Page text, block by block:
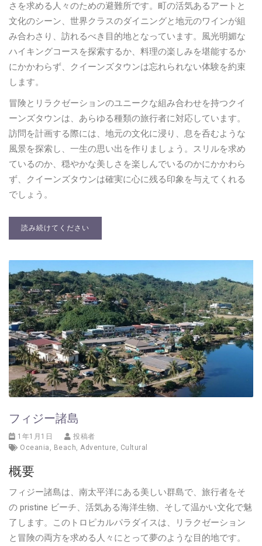
さを求める人々のための避難所です。町の活気あるアートと
文化のシーン、世界クラスのダイニングと地元のワインが組
み合わさり、訪れるべき目的地となっています。風光明媚な
ハイキングコースを探索するか、料理の楽しみを堪能するか
にかかわらず、クイーンズタウンは忘れられない体験を約束
します。
冒険とリラクゼーションのユニークな組み合わせを持つクイ
ーンズタウンは、あらゆる種類の旅行者に対応しています。
訪問を計画する際には、地元の文化に浸り、息を呑むような
風景を探索し、一生の思い出を作りましょう。スリルを求め
ているのか、穏やかな美しさを楽しんでいるのかにかかわら
ず、クイーンズタウンは確実に心に残る印象を与えてくれる
でしょう。
読み続けてください
フィジー諸島
1年1月1日
投稿者
Oceania , Beach, Adventure, Cultural
概要
フィジー諸島は、南太平洋にある美しい群島で、旅行者をそ
の pristine ビーチ、活気ある海洋生物、そして温かい文化で魅
了します。このトロピカルパラダイスは、リラクゼーション
と冒険の両方を求める人々にとって夢のような目的地です。